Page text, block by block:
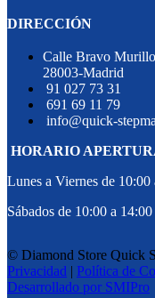
DIRECCIÓN
Calle Bravo
28003-Madrid
91 027 73 31
691 69 11 79
info@quick-
HORARIO
Lunes a Viernes de
Sábados de 10:00 a 14:00
© Diamond Store Quick
Privacidad | Política de
Desarrollado por SMIPro